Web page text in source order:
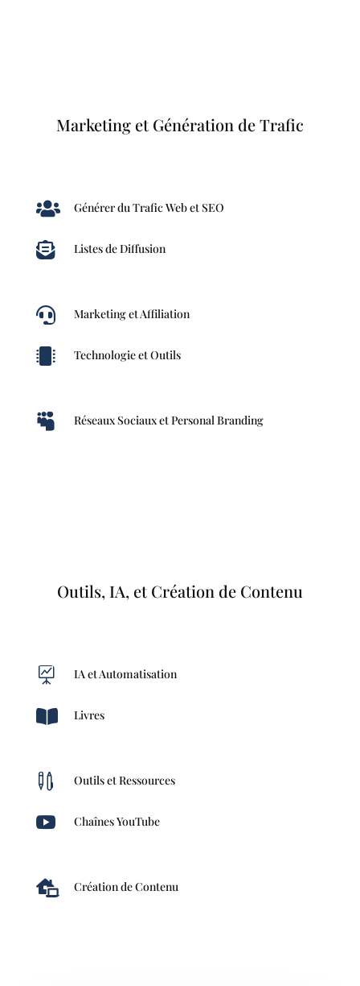
Marketing et Génération de Trafic
 Générer du Trafic Web et SEO
 Listes de Diffusion
 Marketing et Affiliation
 Technologie et Outils
 Réseaux Sociaux et Personal Branding
Outils, IA, et Création de Contenu
 IA et Automatisation
 Livres
 Outils et Ressources
 Chaînes YouTube
 Création de Contenu